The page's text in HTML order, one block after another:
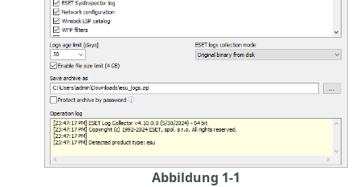
Abbildung 1-1